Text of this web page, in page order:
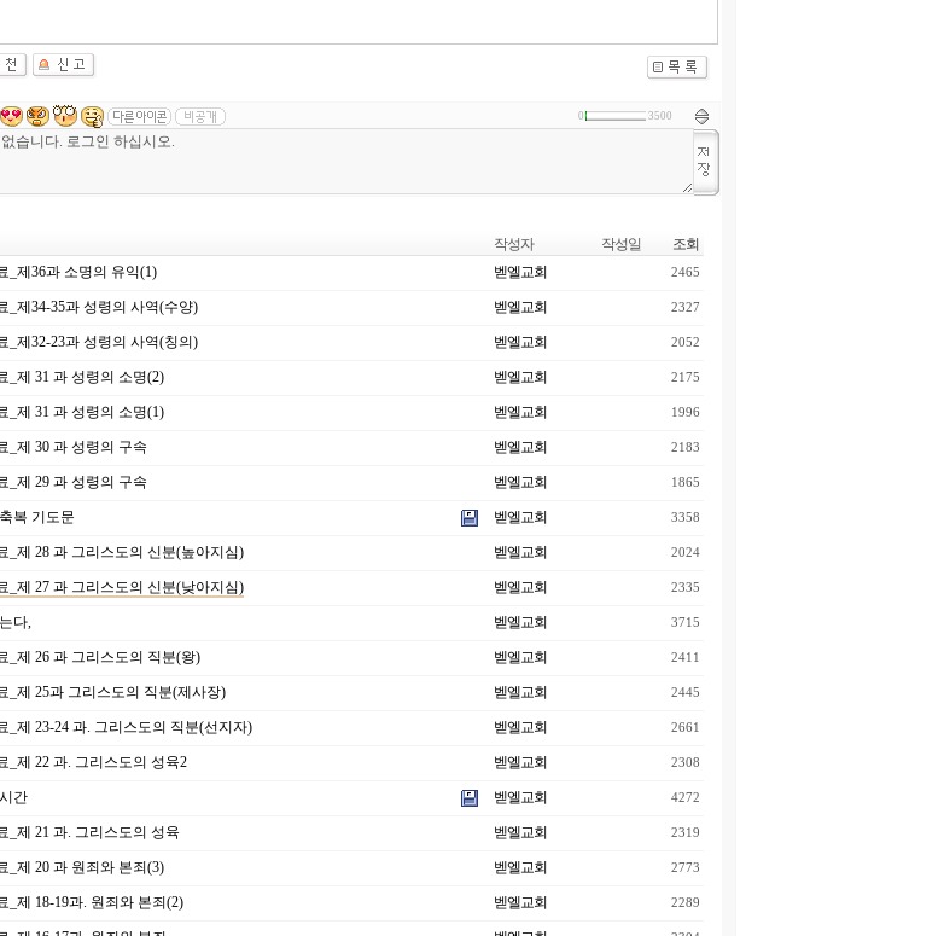
0 3500
작성자 작성일 조회
_제36과 소명의 유익(1) 벧엘교회 2465
_제34-35과 성령의 사역(수양) 벧엘교회 2327
_제32-23과 성령의 사역(칭의) 벧엘교회 2052
_제 31 과 성령의 소명(2) 벧엘교회 2175
_제 31 과 성령의 소명(1) 벧엘교회 1996
_제 30 과 성령의 구속 벧엘교회 2183
_제 29 과 성령의 구속 벧엘교회 1865
복 기도문 벧엘교회 3358
_제 28 과 그리스도의 신분(높아지심) 벧엘교회 2024
_제 27 과 그리스도의 신분(낮아지심) 벧엘교회 2335
다, 벧엘교회 3715
_제 26 과 그리스도의 직분(왕) 벧엘교회 2411
_제 25과 그리스도의 직분(제사장) 벧엘교회 2445
_제 23-24 과. 그리스도의 직분(선지자) 벧엘교회 2661
_제 22 과. 그리스도의 성육2 벧엘교회 2308
간 벧엘교회 4272
_제 21 과. 그리스도의 성육 벧엘교회 2319
_제 20 과 원죄와 본죄(3) 벧엘교회 2773
_제 18-19과. 원죄와 본죄(2) 벧엘교회 2289